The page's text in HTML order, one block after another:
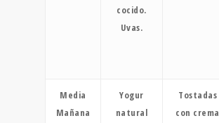
cocido.
Uvas.
Media
Mañana
Yogur
natural
Tostadas
con crema